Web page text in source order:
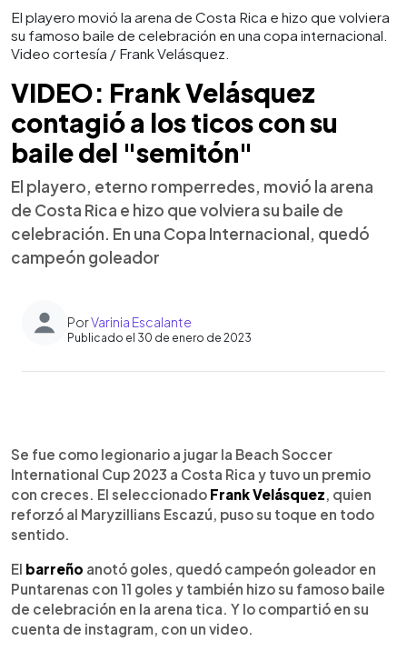
El playero movió la arena de Costa Rica e hizo que volviera
su famoso baile de celebración en una copa internacional.
Video cortesía / Frank Velásquez.
VIDEO: Frank Velásquez
contagió a los ticos con su
baile del "semitón"
El playero, eterno romperredes, movió la arena
de Costa Rica e hizo que volviera su baile de
celebración. En una Copa Internacional, quedó
campeón goleador
PorVarinia Escalante
Publicado el 30 de enero de 2023
Escuchar artículo
Se fue como legionario a jugar la Beach Soccer
International Cup 2023 a Costa Rica y tuvo un premio
con creces. El seleccionado Frank Velásquez , quien
reforzó al Maryzillians Escazú, puso su toque en todo
sentido.
El barreño anotó goles, quedó campeón goleador en
Puntarenas con 11 goles y también hizo su famoso baile
de celebración en la arena tica. Y lo compartió en su
cuenta de instagram, con un video.